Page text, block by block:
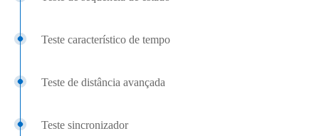
Teste característico de tempo
Teste de distância avançada
Teste sincronizador